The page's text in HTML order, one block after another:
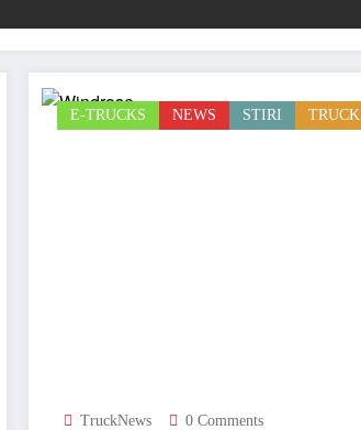
E-TRUCKS NEWS STIRI TRUCK
TruckNews 0 Comments